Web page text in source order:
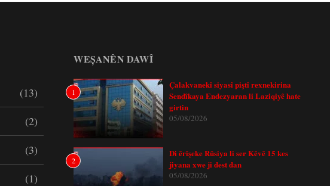
(13)
(2)
(3)
(1)
WEȘANÊN DAWÎ
1
Çalakvanekî siyasî piştî rexnekirina
Sendîkaya Endezyaran li Laziqiyê hate
girtin
05/08/2026
2
Di êrîşeke Rûsiya li ser Kêvê 15 kes
jiyana xwe ji dest dan
05/08/2026